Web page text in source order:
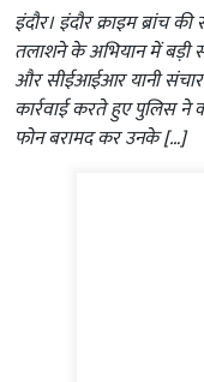
इंदौर। इंदौर क्राइम ब्रांच
तलाशने के अभियान में बड़ी
और सीईआईआर यानी संचार
कार्रवाई करते हुए पुलिस
फोन बरामद कर उनके […]